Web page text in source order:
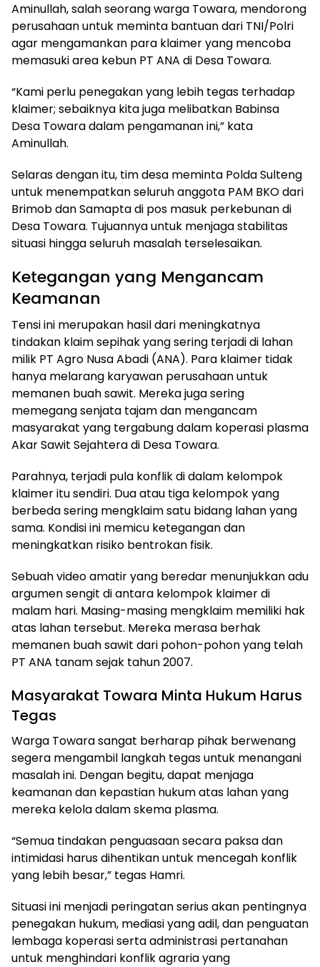
Aminullah, salah seorang warga Towara, mendorong
perusahaan untuk meminta bantuan dari TNI/Polri
agar mengamankan para klaimer yang mencoba
memasuki area kebun PT ANA di Desa Towara.
“Kami perlu penegakan yang lebih tegas terhadap
klaimer; sebaiknya kita juga melibatkan Babinsa
Desa Towara dalam pengamanan ini,” kata
Aminullah.
Selaras dengan itu, tim desa meminta Polda Sulteng
untuk menempatkan seluruh anggota PAM BKO dari
Brimob dan Samapta di pos masuk perkebunan di
Desa Towara. Tujuannya untuk menjaga stabilitas
situasi hingga seluruh masalah terselesaikan.
Ketegangan yang Mengancam
Keamanan
Tensi ini merupakan hasil dari meningkatnya
tindakan klaim sepihak yang sering terjadi di lahan
milik PT Agro Nusa Abadi (ANA). Para klaimer tidak
hanya melarang karyawan perusahaan untuk
memanen buah sawit. Mereka juga sering
memegang senjata tajam dan mengancam
masyarakat yang tergabung dalam koperasi plasma
Akar Sawit Sejahtera di Desa Towara.
Parahnya, terjadi pula konflik di dalam kelompok
klaimer itu sendiri. Dua atau tiga kelompok yang
berbeda sering mengklaim satu bidang lahan yang
sama. Kondisi ini memicu ketegangan dan
meningkatkan risiko bentrokan fisik.
Sebuah video amatir yang beredar menunjukkan adu
argumen sengit di antara kelompok klaimer di
malam hari. Masing-masing mengklaim memiliki hak
atas lahan tersebut. Mereka merasa berhak
memanen buah sawit dari pohon-pohon yang telah
PT ANA tanam sejak tahun 2007.
Masyarakat Towara Minta Hukum Harus
Tegas
Warga Towara sangat berharap pihak berwenang
segera mengambil langkah tegas untuk menangani
masalah ini. Dengan begitu, dapat menjaga
keamanan dan kepastian hukum atas lahan yang
mereka kelola dalam skema plasma.
“Semua tindakan penguasaan secara paksa dan
intimidasi harus dihentikan untuk mencegah konflik
yang lebih besar,” tegas Hamri.
Situasi ini menjadi peringatan serius akan pentingnya
penegakan hukum, mediasi yang adil, dan penguatan
lembaga koperasi serta administrasi pertanahan
untuk menghindari konflik agraria yang